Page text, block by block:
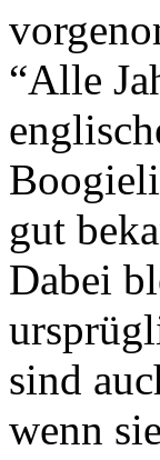
“Alle
gut
Dabei
sind
wenn